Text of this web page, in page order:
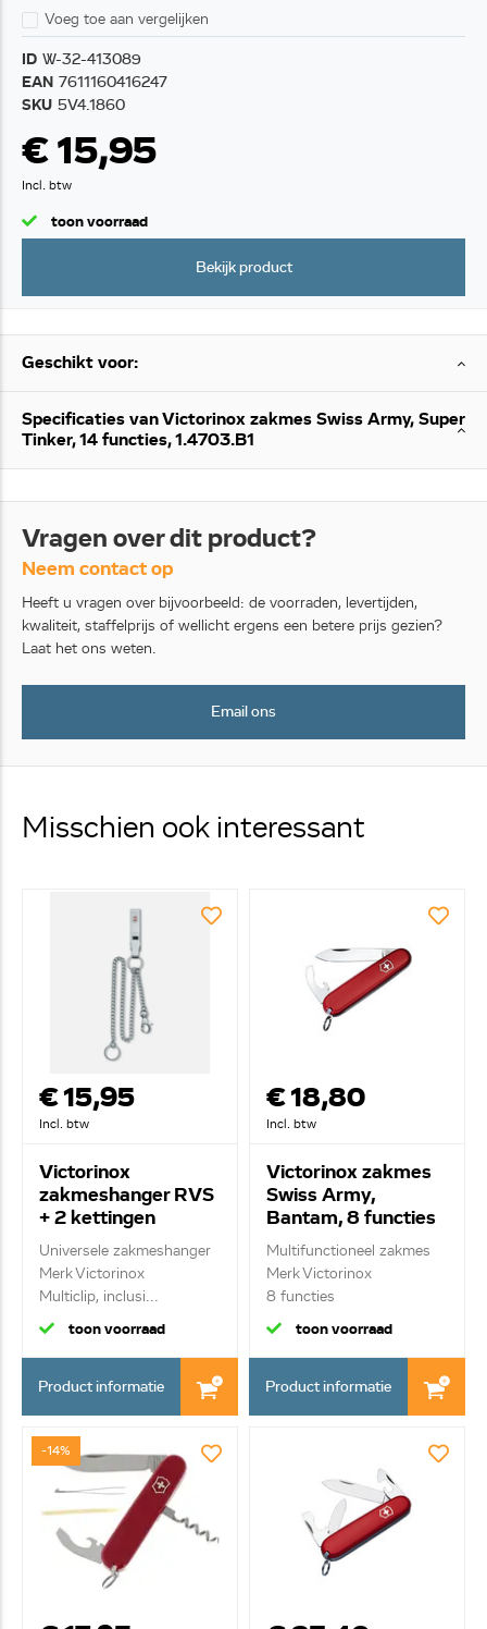
Voeg toe aan vergelijken
ID W-32-413089
EAN 7611160416247
SKU 5V4.1860
€ 15,95
Incl. btw
toon voorraad
Bekijk product
Geschikt voor:
Specificaties van Victorinox zakmes Swiss Army, Super
Tinker, 14 functies, 1.4703.B1
Vragen over dit product?
Neem contact op
Heeft u vragen over bijvoorbeeld: de voorraden, levertijden,
kwaliteit, staffelprijs of wellicht ergens een betere prijs gezien?
Laat het ons weten.
Email ons
Misschien ook interessant
€ 15,95
Incl. btw
Victorinox
zakmeshanger RVS
+ 2 kettingen
5V4.1860
Universele zakmeshanger
Merk Victorinox
Multiclip, inclusi...
toon voorraad
Product informatie
€ 18,80
Incl. btw
Victorinox zakmes
Swiss Army,
Bantam, 8 functies
0.2303.B1
Multifunctioneel zakmes
Merk Victorinox
8 functies
toon voorraad
Product informatie
-14%